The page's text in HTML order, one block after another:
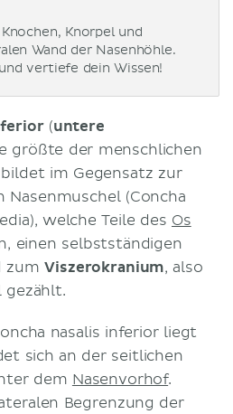
Knorpel und
Wand der Nasenhöhle.
vertiefe dein Wissen!
(untere
größte der menschlichen
im Gegensatz zur
(Concha
welche Teile des Os
einen selbstständigen
zumViszerokranium, also
gezählt.
nasalis inferior liegt
sich an der seitlichen
dem Nasenvorhof.
Begrenzung der